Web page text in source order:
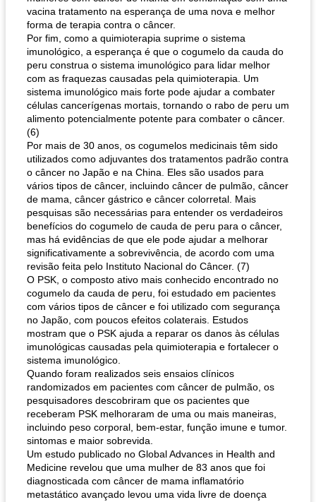
vacina tratamento na esperança de uma nova e melhor
forma de terapia contra o câncer.
Por fim, como a quimioterapia suprime o sistema
imunológico, a esperança é que o cogumelo da cauda do
peru construa o sistema imunológico para lidar melhor
com as fraquezas causadas pela quimioterapia. Um
sistema imunológico mais forte pode ajudar a combater
células cancerígenas mortais, tornando o rabo de peru um
alimento potencialmente potente para combater o câncer.
(6)
Por mais de 30 anos, os cogumelos medicinais têm sido
utilizados como adjuvantes dos tratamentos padrão contra
o câncer no Japão e na China. Eles são usados ​​para
vários tipos de câncer, incluindo câncer de pulmão, câncer
de mama, câncer gástrico e câncer colorretal. Mais
pesquisas são necessárias para entender os verdadeiros
benefícios do cogumelo de cauda de peru para o câncer,
mas há evidências de que ele pode ajudar a melhorar
significativamente a sobrevivência, de acordo com uma
revisão feita pelo Instituto Nacional do Câncer. (7)
O PSK, o composto ativo mais conhecido encontrado no
cogumelo da cauda de peru, foi estudado em pacientes
com vários tipos de câncer e foi utilizado com segurança
no Japão, com poucos efeitos colaterais. Estudos
mostram que o PSK ajuda a reparar os danos às células
imunológicas causadas pela quimioterapia e fortalecer o
sistema imunológico.
Quando foram realizados seis ensaios clínicos
randomizados em pacientes com câncer de pulmão, os
pesquisadores descobriram que os pacientes que
receberam PSK melhoraram de uma ou mais maneiras,
incluindo peso corporal, bem-estar, função imune e tumor.
sintomas e maior sobrevida.
Um estudo publicado no Global Advances in Health and
Medicine revelou que uma mulher de 83 anos que foi
diagnosticada com câncer de mama inflamatório
metastático avançado levou uma vida livre de doença